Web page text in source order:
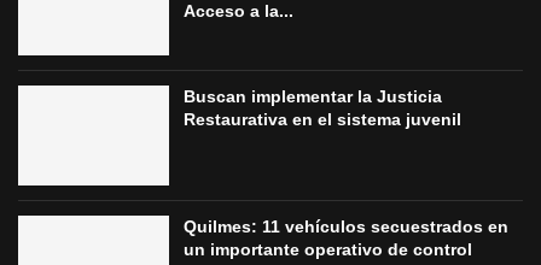
Acceso a la...
Buscan implementar la Justicia
Restaurativa en el sistema juvenil
Quilmes: 11 vehículos secuestrados en
un importante operativo de control